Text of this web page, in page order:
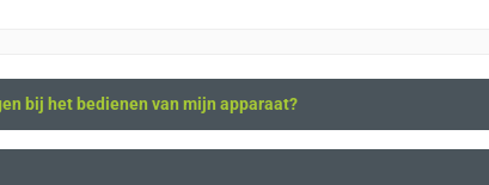
bij het bedienen van mijn apparaat?